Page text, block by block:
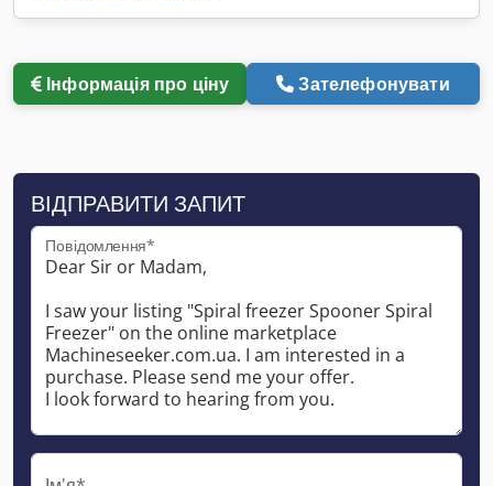
Інформація про ціну Зателефонувати
ВІДПРАВИТИ ЗАПИТ
Повідомлення*